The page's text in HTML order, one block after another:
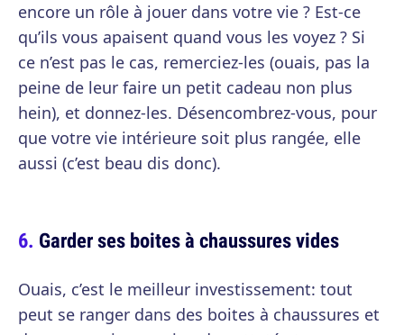
encore un rôle à jouer dans votre vie ? Est-ce
qu’ils vous apaisent quand vous les voyez ? Si
ce n’est pas le cas, remerciez-les (ouais, pas la
peine de leur faire un petit cadeau non plus
hein), et donnez-les. Désencombrez-vous, pour
que votre vie intérieure soit plus rangée, elle
aussi (c’est beau dis donc).
Garder ses boites à chaussures vides
Ouais, c’est le meilleur investissement: tout
peut se ranger dans des boites à chaussures et